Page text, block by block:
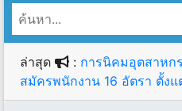
ล่าสุด : การนิคมอุตสาหก
สมัครพนักงาน 16 อัตรา ตั้ง